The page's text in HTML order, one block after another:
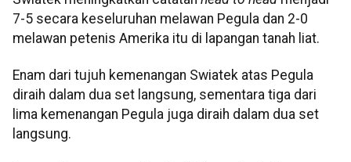
7-5 secara keseluruhan melawan Pegula dan 2-0
melawan petenis Amerika itu di lapangan tanah liat.
Enam dari tujuh kemenangan Swiatek atas Pegula
diraih dalam dua set langsung, sementara tiga dari
lima kemenangan Pegula juga diraih dalam dua set
langsung.